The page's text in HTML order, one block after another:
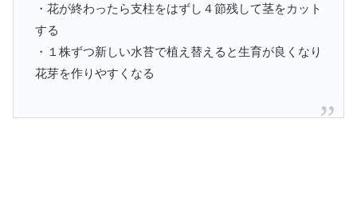
・花が終わったら支柱をはずし４節残して茎をカット
する
・１株ずつ新しい水苔で植え替えると生育が良くなり
花芽を作りやすくなる